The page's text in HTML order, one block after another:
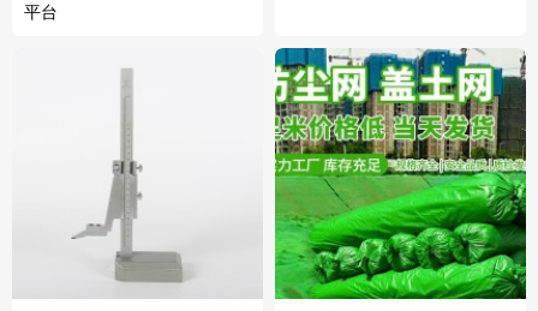
平台